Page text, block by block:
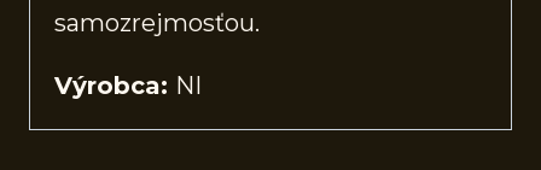
samozrejmosťou.
Výrobca: NI